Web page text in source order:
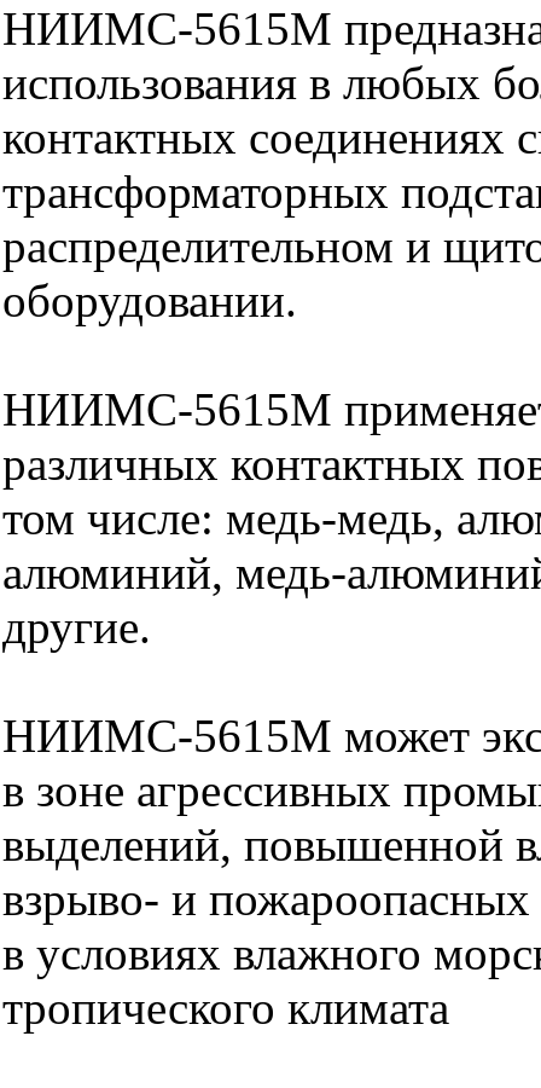
НИИМС-5615М
использования в любых
контактных соединениях
трансформаторных
распределительном и
оборудовании.
НИИМС-5615М
различных контактных
том числе: медь-медь,
алюминий, медь-
другие.
НИИМС-5615М может
в зоне агрессивных
выделений, повышенной
взрыво- и пожароопасных
в условиях влажного
тропического климата